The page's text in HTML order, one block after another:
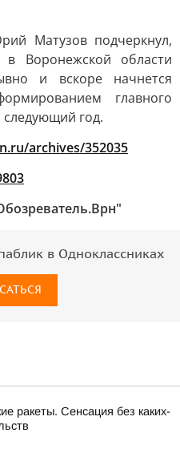
Матузов подчеркнул,
Воронежской области
и вскоре начнется
главного
следующий год.
archives/352035
в Одноклассниках
ракеты. Сенсация без каких-